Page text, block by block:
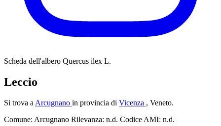
Scheda dell'albero Quercus ilex L.
Leccio
Si trova a Arcugnano in provincia di Vicenza , Veneto.
Comune: Arcugnano Rilevanza: n.d. Codice AMI: n.d.